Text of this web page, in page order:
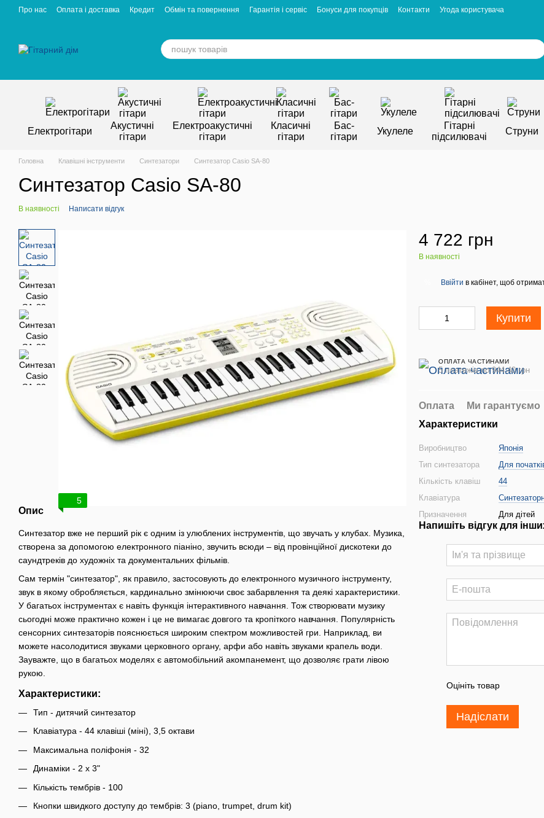
Перейти к основному контенту
Про нас Оплата і доставка Кредит Обмін та повернення Гарантія і сервіс Бонуси для покупців Контакти
Угода користувача
Електрогітари
Акустичні
гітари
Електроакустичні
гітари
Класичні
гітари
Бас-
гітари
Укулеле
Гітарні
підсилювачі
Струни
Головна Клавішні інструменти Синтезатори Синтезатор Casio SA-80
Синтезатор Casio SA-80
В наявності Написати відгук
5
Опис
Синтезатор вже не перший рік є одним із улюблених інструментів, що звучать у клубах. Музика,
створена за допомогою електронного піаніно, звучить всюди – від провінційної дискотеки до
саундтреків до художніх та документальних фільмів.
Сам термін "синтезатор", як правило, застосовують до електронного музичного інструменту,
звук в якому обробляється, кардинально змінюючи своє забарвлення та деякі характеристики.
У багатьох інструментах є навіть функція інтерактивного навчання. Тож створювати музику
сьогодні може практично кожен і це не вимагає довгого та кропіткого навчання. Популярність
сенсорних синтезаторів пояснюється широким спектром можливостей гри. Наприклад, ви
можете насолодитися звуками церковного органу, арфи або навіть звуками крапель води.
Зауважте, що в багатьох моделях є автомобільний акомпанемент, що дозволяє грати лівою
рукою.
Характеристики:
Тип - дитячий синтезатор
Клавіатура - 44 клавіші (міні), 3,5 октави
Максимальна поліфонія - 32
Динаміки - 2 х 3"
Кількість тембрів - 100
Кнопки швидкого доступу до тембрів: 3 (piano, trumpet, drum kit)
4 722 грн
В наявності
Ввійти в кабінет, щоб
Купити
ОПЛАТА ЧАСТИНАМИ
5 платежів по 944.40 грн
Оплата Ми гарантуємо
Характеристики
Виробництво
Японія
Тип синтезатора
Для
Кількість клавіш
44
Клавіатура
Призначення
Для дітей
Напишіть відгук для
Оцініть товар
Надіслати